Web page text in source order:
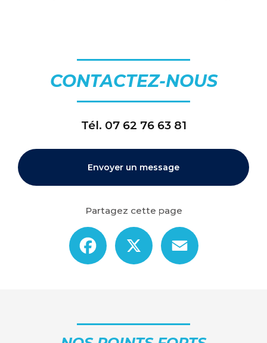
CONTACTEZ-NOUS
Tél. 07 62 76 63 81
Envoyer un message
Partagez cette page
Facebook